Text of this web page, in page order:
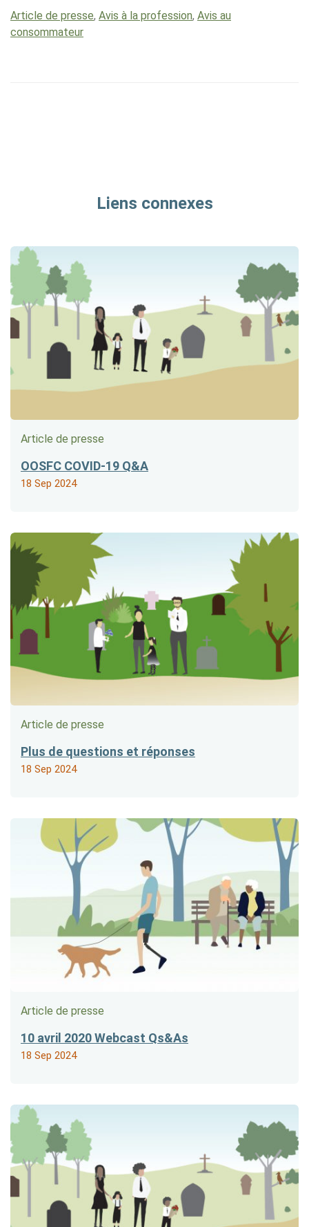
Article de presse, Avis à la profession, Avis au
consommateur
Liens connexes
Article de presse
OOSFC COVID-19 Q&A
18 Sep 2024
Article de presse
Plus de questions et réponses
18 Sep 2024
Article de presse
10 avril 2020 Webcast Qs&As
18 Sep 2024